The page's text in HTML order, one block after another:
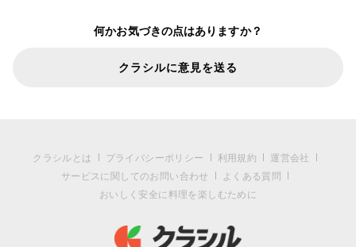
何かお気づきの点はありますか？
クラシルに意見を送る
クラシルとは プライバシーポリシー 利用規約
運営会社
サービスに関してのお問い合わせ
よくある質問
おいしく安全に料理を楽しむために